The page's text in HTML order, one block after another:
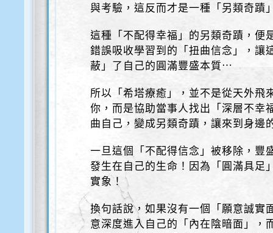
與考驗，這反而才是一種「另類奇蹟
這種「不配得幸福」的另類奇蹟，便
錯誤吸收學習到的「扭曲信念」，讓
蔽」了自己的圓滿豐盛本質⋯
所以「希塔療癒」，並不是從天外飛
你，而是協助當事人找出「深層不幸
曲自己，變成另類奇蹟，讓來到身邊
一旦這個「不配得信念」被移除，豐
發生在自己的生命！因為「圓滿具足
實象！
換句話說，如果沒有一個「願意誠實
意深度進入自己的「內在陰暗面」，